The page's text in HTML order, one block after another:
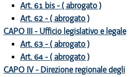
Art. 61 bis - ( abrogato )
Art. 62 - ( abrogato )
CAPO III - Ufficio legislativo e legale
Art. 63 - ( abrogato )
Art. 64 - ( abrogato )
CAPO IV - Direzione regionale degli